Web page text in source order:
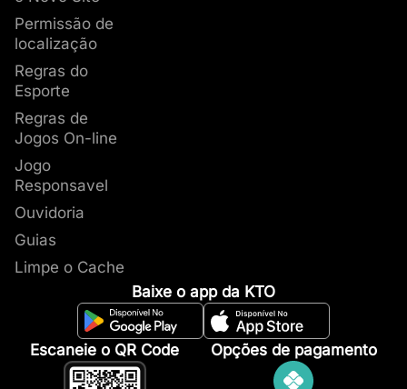
Permissão de
localização
Regras do
Esporte
Regras de
Jogos On-line
Jogo
Responsavel
Ouvidoria
Guias
Limpe o Cache
Baixe o app da KTO
Escaneie o QR Code Opções de pagamento